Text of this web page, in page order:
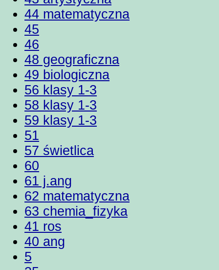
44 matematyczna
45
46
48 geograficzna
49 biologiczna
56 klasy 1-3
58 klasy 1-3
59 klasy 1-3
51
57 świetlica
60
61 j.ang
62 matematyczna
63 chemia_fizyka
41 ros
40 ang
5